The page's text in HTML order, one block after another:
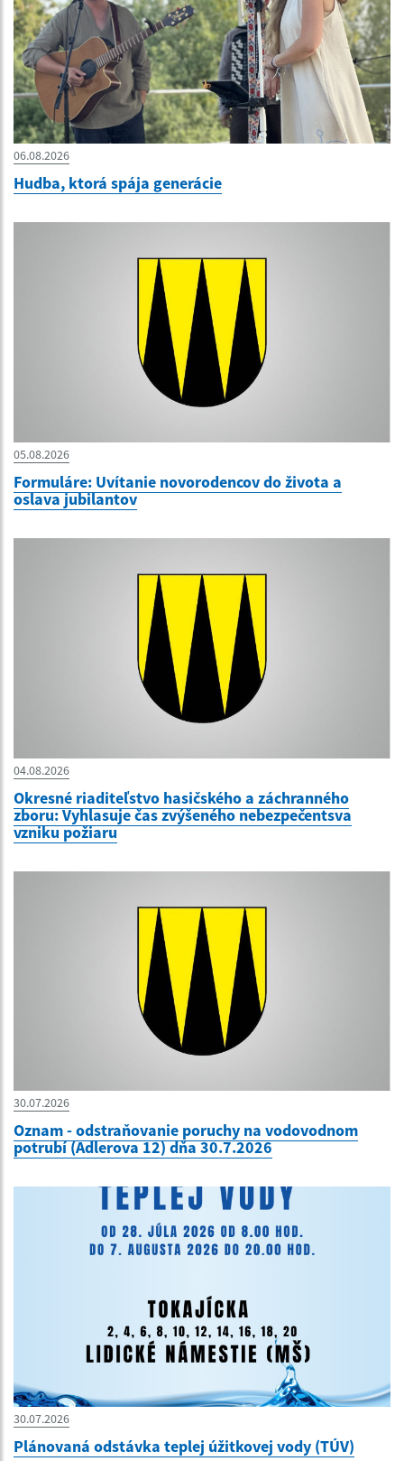
06.08.2026
Hudba, ktorá spája generácie
05.08.2026
Formuláre: Uvítanie novorodencov do života a
oslava jubilantov
04.08.2026
Okresné riaditeľstvo hasičského a záchranného
zboru: Vyhlasuje čas zvýšeného nebezpečentsva
vzniku požiaru
30.07.2026
Oznam - odstraňovanie poruchy na vodovodnom
potrubí (Adlerova 12) dňa 30.7.2026
30.07.2026
Plánovaná odstávka teplej úžitkovej vody (TÚV)